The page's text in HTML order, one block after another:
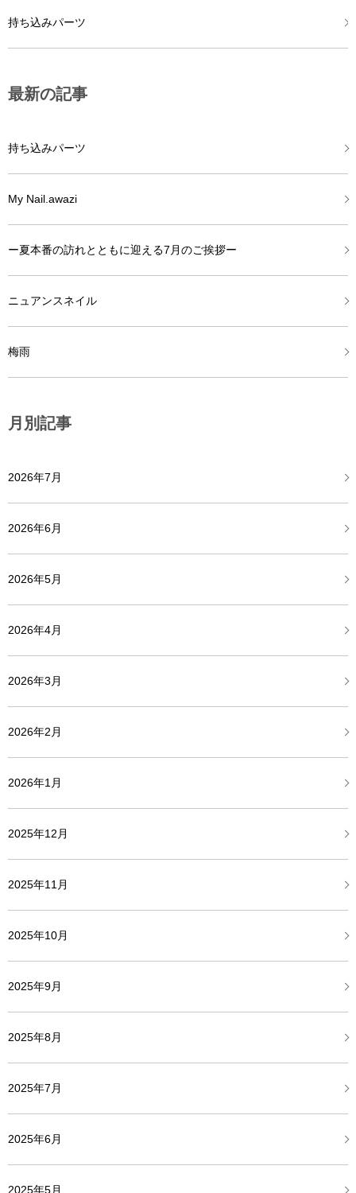
持ち込みパーツ
最新の記事
持ち込みパーツ
My Nail.awazi
ー夏本番の訪れとともに迎える7月のご挨拶ー
ニュアンスネイル
梅雨
月別記事
2026年7月
2026年6月
2026年5月
2026年4月
2026年3月
2026年2月
2026年1月
2025年12月
2025年11月
2025年10月
2025年9月
2025年8月
2025年7月
2025年6月
2025年5月